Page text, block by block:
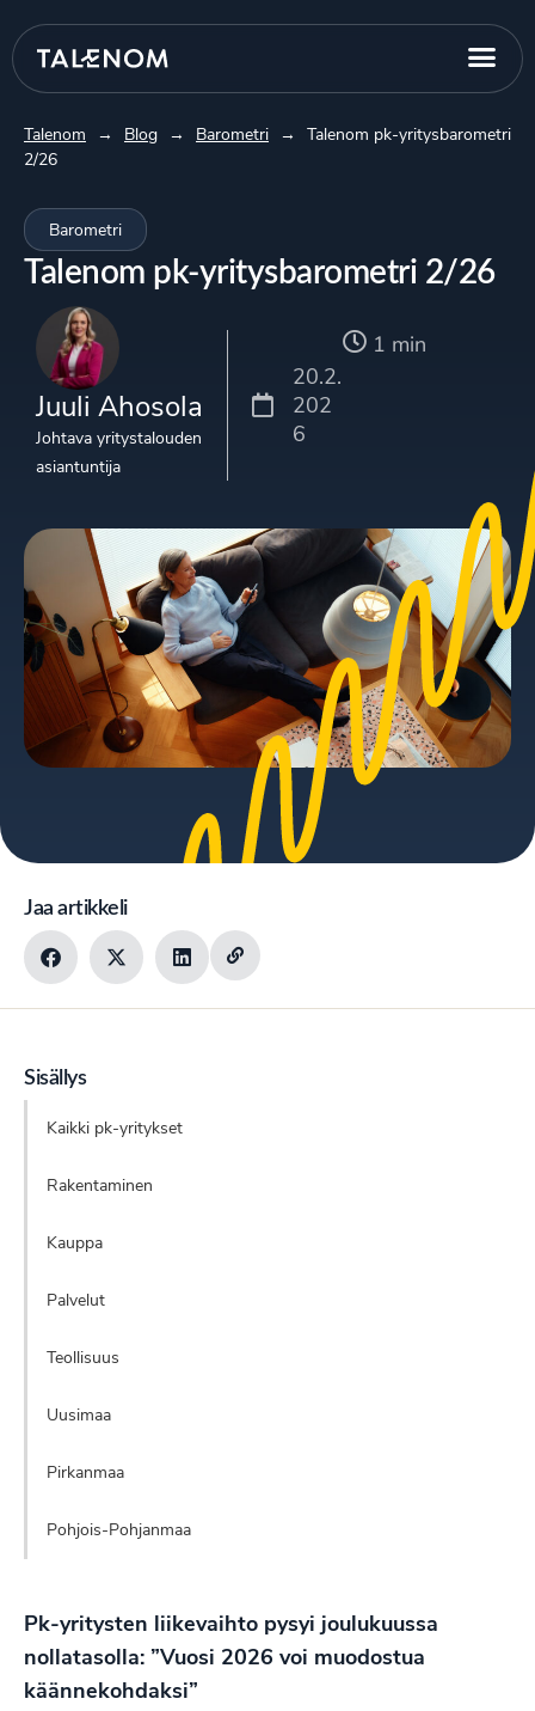
Talenom → Blog → Barometri →
Talenom pk-yritysbarometri
2/26
Barometri
Talenom pk-yritysbarometri 2/26
Juuli Ahosola
Johtava yritystalouden
asiantuntija
20.2.
202
6
1 min
Jaa artikkeli
Sisällys
Kaikki pk-yritykset
Rakentaminen
Kauppa
Palvelut
Teollisuus
Uusimaa
Pirkanmaa
Pohjois-Pohjanmaa
Pk-yritysten liikevaihto pysyi joulukuussa
nollatasolla: ”Vuosi 2026 voi muodostua
käännekohdaksi”